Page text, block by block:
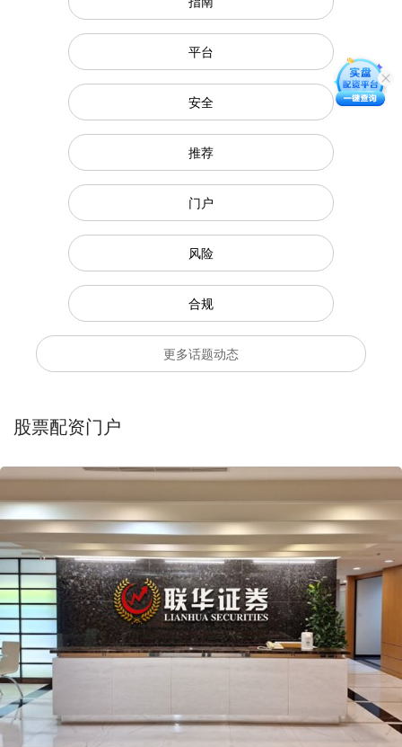
平台
安全
推荐
门户
风险
合规
更多话题动态
股票配资门户